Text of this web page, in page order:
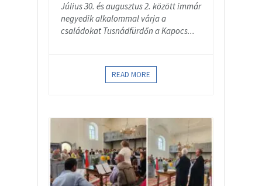
Július 30. és augusztus 2. között immár
negyedik alkalommal várja a
családokat Tusnádfürdőn a Kapocs...
READ MORE